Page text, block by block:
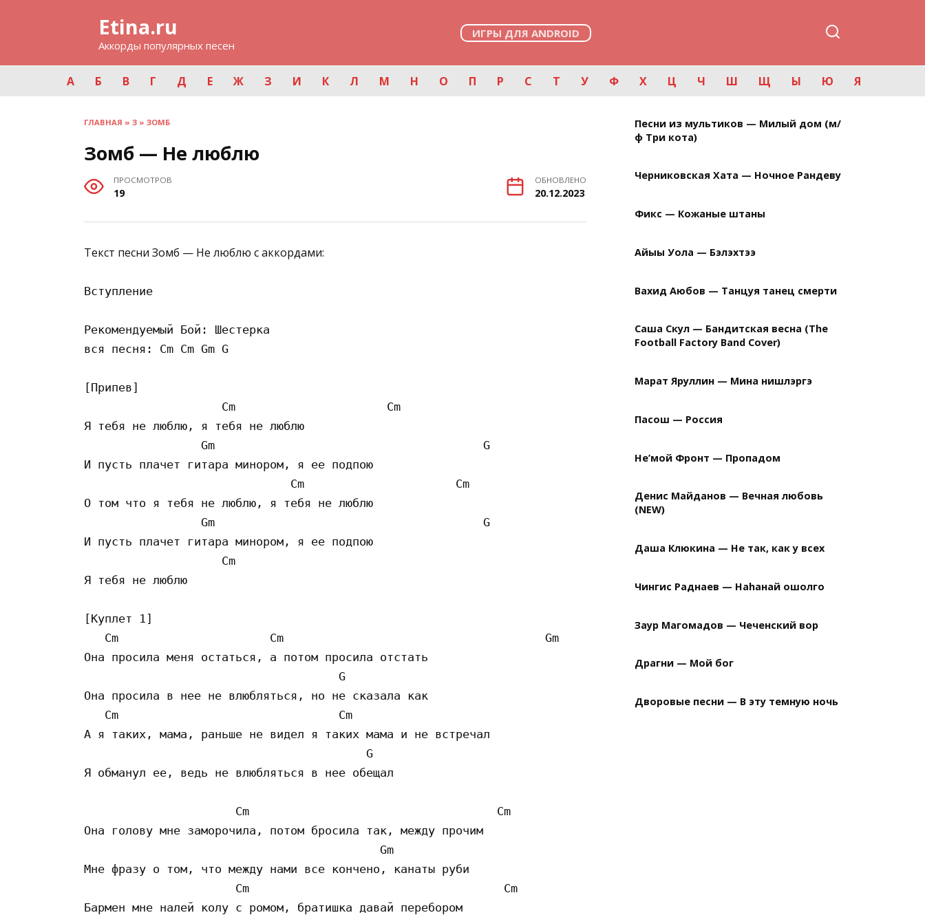
Etina.ru
Аккорды популярных песен
ИГРЫ ДЛЯ ANDROID
А Б В Г Д Е Ж З И К Л М Н О П Р С Т У Ф Х Ц Ч Ш Щ Ы Ю Я
ГЛАВНАЯ » З » ЗОМБ
Зомб — Не люблю
ПРОСМОТРОВ
19
ОБНОВЛЕНО
20.12.2023
Текст песни Зомб — Не люблю с аккордами:
Вступление
Рекомендуемый Бой: Шестерка
вся песня: Cm Cm Gm G
[Припев]
                    Cm                      Cm
Я тебя не люблю, я тебя не люблю
                 Gm                                       G
И пусть плачет гитара минором, я ее подпою
                              Cm                      Cm
О том что я тебя не люблю, я тебя не люблю
                 Gm                                       G
И пусть плачет гитара минором, я ее подпою
                    Cm
Я тебя не люблю
[Куплет 1]
   Cm                      Cm                                      Gm
Она просила меня остаться, а потом просила отстать
                                     G
Она просила в нее не влюбляться, но не сказала как
   Cm                                Cm                                      Gm
А я таких, мама, раньше не видел я таких мама и не встречал
                                         G
Я обманул ее, ведь не влюбляться в нее обещал
                      Cm                                    Cm
Она голову мне заморочила, потом бросила так, между прочим
                                           Gm                                  G
Мне фразу о том, что между нами все кончено, канаты руби
                      Cm                                     Cm
Бармен мне налей колу с ромом, братишка давай перебором
Песни из мультиков — Милый дом (м/
ф Три кота)
Черниковская Хата — Ночное Рандеву
Фикс — Кожаные штаны
Айыы Уола — Бэлэхтээ
Вахид Аюбов — Танцуя танец смерти
Саша Скул — Бандитская весна (The
Football Factory Band Cover)
Марат Яруллин — Мина нишлэргэ
Пасош — Россия
Не’мой Фронт — Пропадом
Денис Майданов — Вечная любовь
(NEW)
Даша Клюкина — Не так, как у всех
Чингис Раднаев — Наhанай ошолго
Заур Магомадов — Чеченский вор
Драгни — Мой бог
Дворовые песни — В эту темную ночь